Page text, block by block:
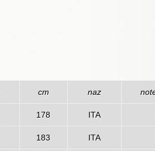
cm naz
178 ITA
183 ITA